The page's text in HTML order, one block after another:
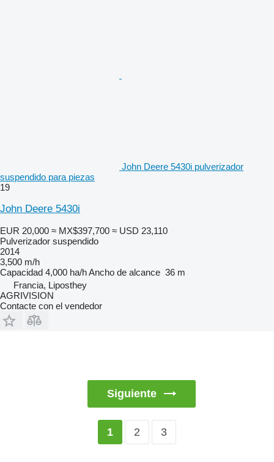
John Deere 5430i pulverizador
suspendido para piezas
19
John Deere 5430i
EUR 20,000 ≈ MX$397,700 ≈ USD 23,110
Pulverizador suspendido
2014
3,500 m/h
Capacidad 4,000 ha/hAncho de alcance 36 m
Francia, Liposthey
AGRIVISION
Contacte con el vendedor
Siguiente
1 2 3